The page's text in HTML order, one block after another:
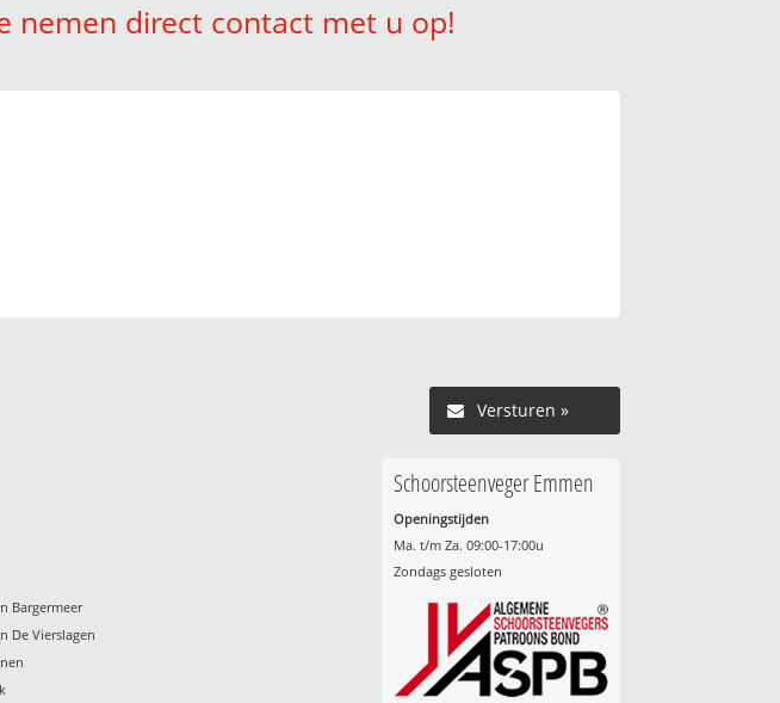
nemen direct contact met u op!
Versturen »
Bargermeer
De Vierslagen
Schoorsteenveger Emmen
Openingstijden
Ma. t/m Za. 09:00-17:00u
Zondags gesloten